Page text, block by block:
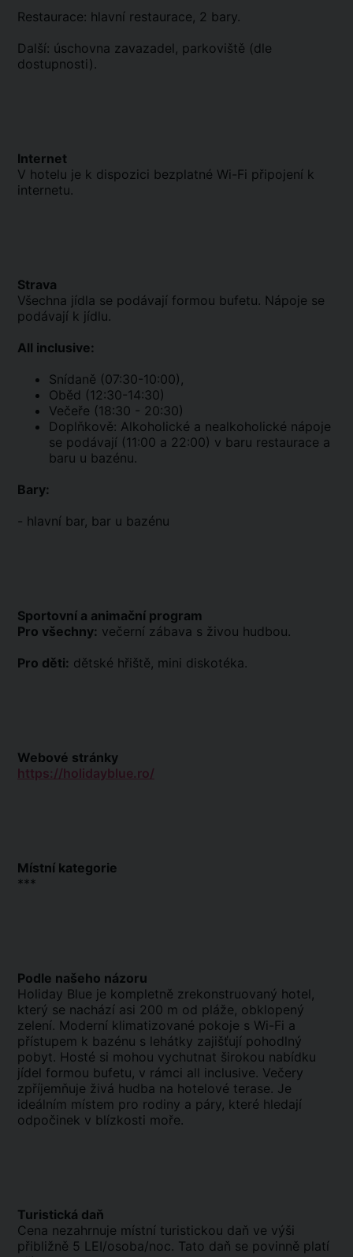
Restaurace: hlavní restaurace, 2 bary.
Další: úschovna zavazadel, parkoviště (dle
dostupnosti).
Internet
V hotelu je k dispozici bezplatné Wi-Fi připojení k
internetu.
Strava
Všechna jídla se podávají formou bufetu. Nápoje se
podávají k jídlu.
All inclusive:
Snídaně (07:30-10:00),
Oběd (12:30-14:30)
Večeře (18:30 - 20:30)
Doplňkově: Alkoholické a nealkoholické nápoje
se podávají (11:00 a 22:00) v baru restaurace a
baru u bazénu.
Bary:
- hlavní bar, bar u bazénu
Sportovní a animační program
Pro všechny: večerní zábava s živou hudbou.
Pro děti: dětské hřiště, mini diskotéka.
Webové stránky
https://holidayblue.ro/
Místní kategorie
***
Podle našeho názoru
Holiday Blue je kompletně zrekonstruovaný hotel,
který se nachází asi 200 m od pláže, obklopený
zelení. Moderní klimatizované pokoje s Wi-Fi a
přístupem k bazénu s lehátky zajišťují pohodlný
pobyt. Hosté si mohou vychutnat širokou nabídku
jídel formou bufetu, v rámci all inclusive. Večery
zpříjemňuje živá hudba na hotelové terase. Je
ideálním místem pro rodiny a páry, které hledají
odpočinek v blízkosti moře.
Turistická daň
Cena nezahrnuje místní turistickou daň ve výši
přibližně 5 LEI/osoba/noc. Tato daň se povinně platí